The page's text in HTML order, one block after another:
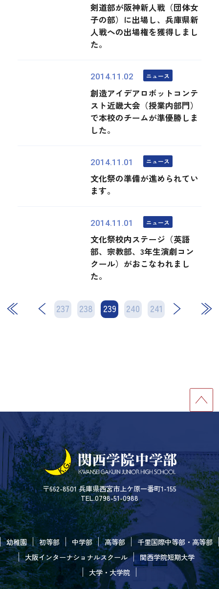
剣道部が阪神新人戦（団体女
子の部）に出場し、兵庫県新
人戦への出場権を獲得しまし
た。
2014.11.02 ニュース
創造アイデアロボットコンテ
スト近畿大会（授業内部門）
で本校のチームが準優勝しま
した。
2014.11.01 ニュース
文化祭の準備が進められてい
ます。
2014.11.01 ニュース
文化祭校内ステージ（英語
部、宗教部、3年生演劇コン
クール）がおこなわれまし
た。
237 238 239 240 241
次 最後
〒662-8501 兵庫県西宮市上ケ原一番町1-155
TEL.0798-51-0988
幼稚園 初等部 中学部 高等部
千里国際中等部・高等部
大阪インターナショナルスクール
関西学院短期大学
大学・大学院